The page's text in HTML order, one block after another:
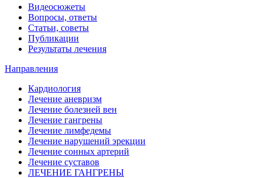
Видеосюжеты
Вопросы, ответы
Статьи, советы
Публикации
Результаты лечения
Направления
Кардиология
Лечение аневризм
Лечение болезней вен
Лечение гангрены
Лечение лимфедемы
Лечение нарушений эрекции
Лечение сонных артерий
Лечение суставов
ЛЕЧЕНИЕ ГАНГРЕНЫ